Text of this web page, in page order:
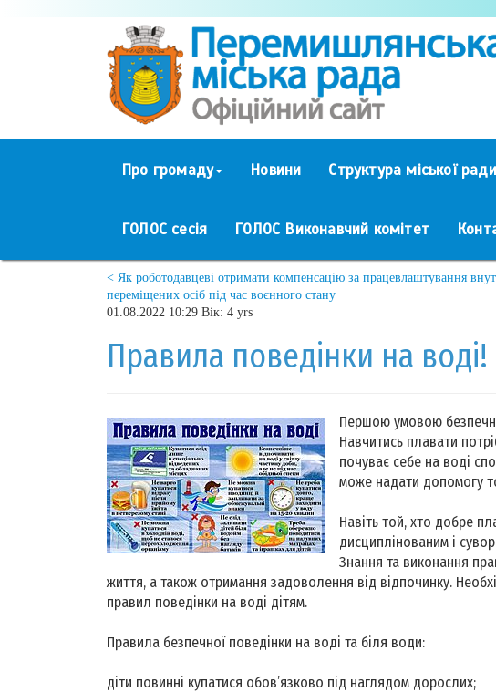
Про громаду Новини Структура міської ради
ГОЛОС сесія ГОЛОС Виконавчий комітет
< Як роботодавцеві отримати компенсацію за працевлаштування
переміщених осіб під час воєнного стану
01.08.2022 10:29 Вік: 4 yrs
Правила поведінки на воді!
Першою умовою
Навчитись плавати
почуває себе на воді
може надати допомогу
Навіть той, хто добре
дисциплінованим і
Знання та виконання
життя, а також отримання задоволення від відпочинку.
правил поведінки на воді дітям.
Правила безпечної поведінки на воді та біля води:
діти повинні купатися обов’язково під наглядом дорослих;